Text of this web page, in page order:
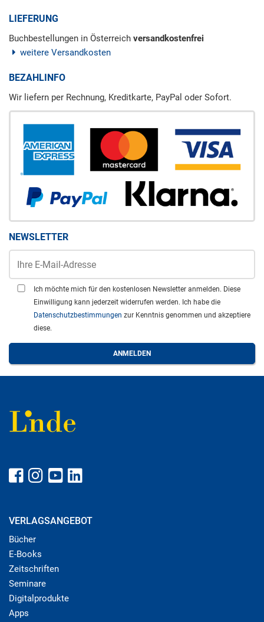
LIEFERUNG
Buchbestellungen in Österreich versandkostenfrei
weitere Versandkosten
BEZAHLINFO
Wir liefern per Rechnung, Kreditkarte, PayPal oder Sofort.
NEWSLETTER
Ich möchte mich für den kostenlosen Newsletter anmelden. Diese
Einwilligung kann jederzeit widerrufen werden. Ich habe die
Datenschutzbestimmungen zur Kenntnis genommen und akzeptiere
diese.
VERLAGSANGEBOT
Bücher
E-Books
Zeitschriften
Seminare
Digitalprodukte
Apps